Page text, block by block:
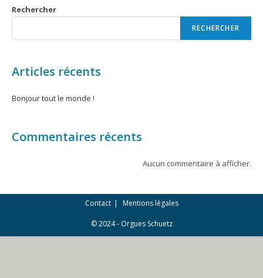
Rechercher
RECHERCHER
Articles récents
Bonjour tout le monde !
Commentaires récents
Aucun commentaire à afficher.
Contact Mentions légales
© 2024 - Orgues Schuetz